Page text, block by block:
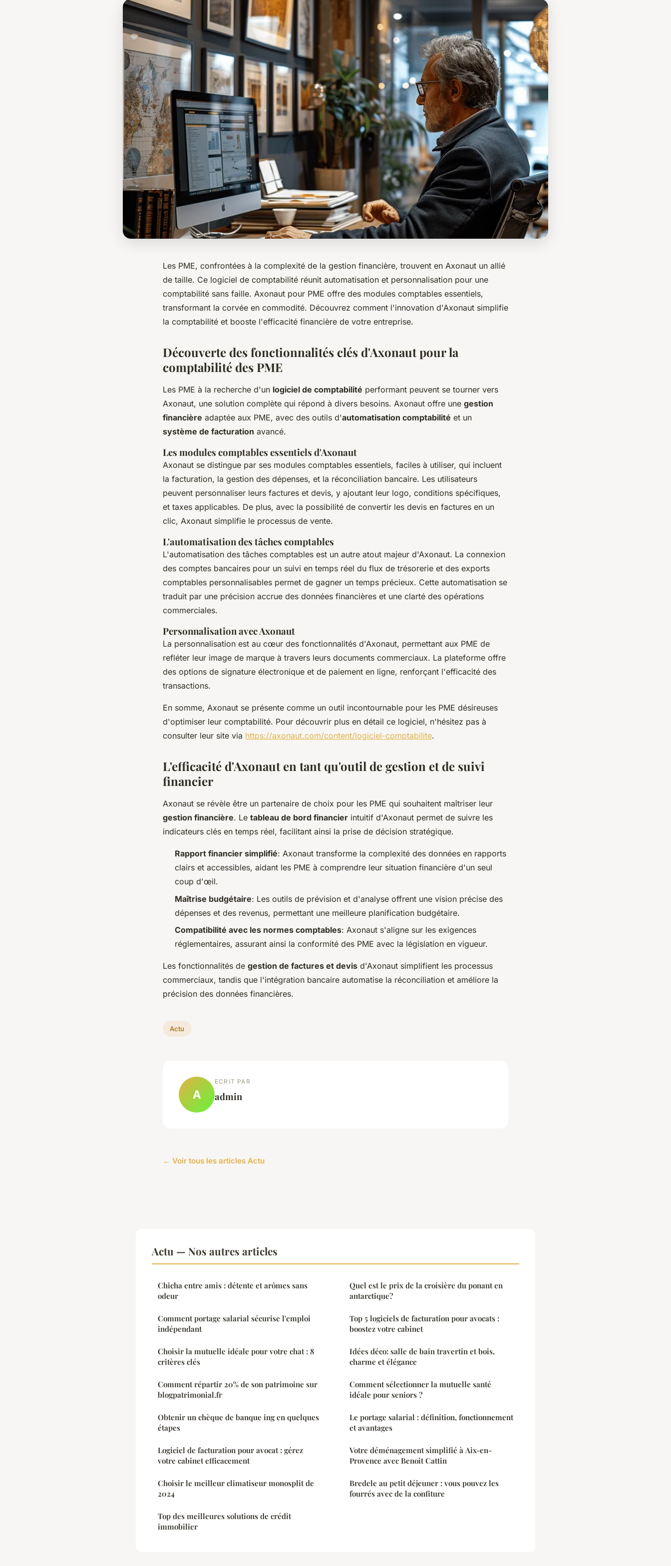
Les PME, confrontées à la complexité de la gestion financière, trouvent en Axonaut un allié
de taille. Ce logiciel de comptabilité réunit automatisation et personnalisation pour une
comptabilité sans faille. Axonaut pour PME offre des modules comptables essentiels,
transformant la corvée en commodité. Découvrez comment l'innovation d'Axonaut simplifie
la comptabilité et booste l'efficacité financière de votre entreprise.
Découverte des fonctionnalités clés d'Axonaut pour la
comptabilité des PME
Les PME à la recherche d'un logiciel de comptabilité performant peuvent se tourner vers
Axonaut, une solution complète qui répond à divers besoins. Axonaut offre une gestion
financière adaptée aux PME, avec des outils d'automatisation comptabilité et un
système de facturation avancé.
Les modules comptables essentiels d'Axonaut
Axonaut se distingue par ses modules comptables essentiels, faciles à utiliser, qui incluent
la facturation, la gestion des dépenses, et la réconciliation bancaire. Les utilisateurs
peuvent personnaliser leurs factures et devis, y ajoutant leur logo, conditions spécifiques,
et taxes applicables. De plus, avec la possibilité de convertir les devis en factures en un
clic, Axonaut simplifie le processus de vente.
L'automatisation des tâches comptables
L'automatisation des tâches comptables est un autre atout majeur d'Axonaut. La connexion
des comptes bancaires pour un suivi en temps réel du flux de trésorerie et des exports
comptables personnalisables permet de gagner un temps précieux. Cette automatisation se
traduit par une précision accrue des données financières et une clarté des opérations
commerciales.
Personnalisation avec Axonaut
La personnalisation est au cœur des fonctionnalités d'Axonaut, permettant aux PME de
refléter leur image de marque à travers leurs documents commerciaux. La plateforme offre
des options de signature électronique et de paiement en ligne, renforçant l'efficacité des
transactions.
En somme, Axonaut se présente comme un outil incontournable pour les PME désireuses
d'optimiser leur comptabilité. Pour découvrir plus en détail ce logiciel, n'hésitez pas à
consulter leur site via https://axonaut.com/content/logiciel-comptabilite.
L'efficacité d'Axonaut en tant qu'outil de gestion et de suivi
financier
Axonaut se révèle être un partenaire de choix pour les PME qui souhaitent maîtriser leur
gestion financière. Le tableau de bord financier intuitif d'Axonaut permet de suivre les
indicateurs clés en temps réel, facilitant ainsi la prise de décision stratégique.
Rapport financier simplifié: Axonaut transforme la complexité des données en rapports
clairs et accessibles, aidant les PME à comprendre leur situation financière d'un seul
coup d'œil.
Maîtrise budgétaire: Les outils de prévision et d'analyse offrent une vision précise des
dépenses et des revenus, permettant une meilleure planification budgétaire.
Compatibilité avec les normes comptables: Axonaut s'aligne sur les exigences
réglementaires, assurant ainsi la conformité des PME avec la législation en vigueur.
Les fonctionnalités de gestion de factures et devis d'Axonaut simplifient les processus
commerciaux, tandis que l'intégration bancaire automatise la réconciliation et améliore la
précision des données financières.
Actu
A
ECRIT PAR
admin
← Voir tous les articles Actu
Actu — Nos autres articles
Chicha entre amis : détente et arômes sans
odeur
Comment portage salarial sécurise l'emploi
indépendant
Choisir la mutuelle idéale pour votre chat : 8
critères clés
Comment répartir 20% de son patrimoine sur
blogpatrimonial.fr
Obtenir un chèque de banque ing en quelques
étapes
Logiciel de facturation pour avocat : gérez
votre cabinet efficacement
Choisir le meilleur climatiseur monosplit de
2024
Top des meilleures solutions de crédit
immobilier
Quel est le prix de la croisière du ponant en
antarctique?
Top 5 logiciels de facturation pour avocats :
boostez votre cabinet
Idées déco: salle de bain travertin et bois,
charme et élégance
Comment sélectionner la mutuelle santé
idéale pour seniors ?
Le portage salarial : définition, fonctionnement
et avantages
Votre déménagement simplifié à Aix-en-
Provence avec Benoit Cattin
Bredele au petit déjeuner : vous pouvez les
fourrés avec de la confiture